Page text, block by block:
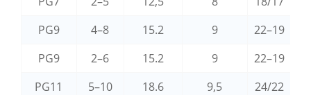
PG9
4–8 15.2 9
22–19
PG9
2–6 15.2 9
22–19
PG11
5–10 18.6 9,5
24/22